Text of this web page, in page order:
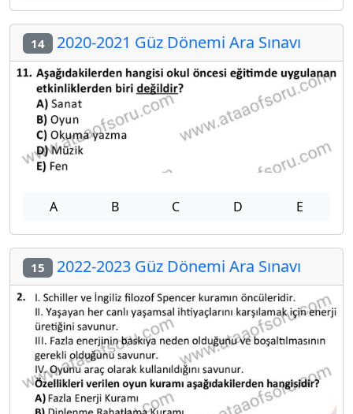
14 2020-2021 Güz Dönemi Ara Sınavı
A B C D E
15 2022-2023 Güz Dönemi Ara Sınavı